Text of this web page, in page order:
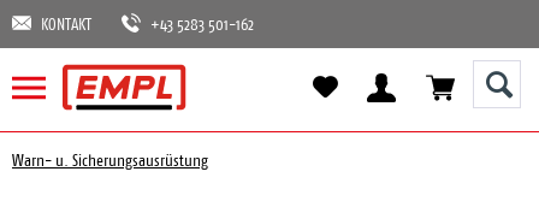
KONTAKT +43 5283 501-162
Warn- u. Sicherungsausrüstung